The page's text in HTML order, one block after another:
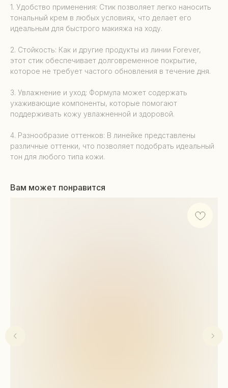
1. Удобство применения: Стик позволяет легко наносить
тональный крем в любых условиях, что делает его
идеальным для быстрого макияжа на ходу.
2. Стойкость: Как и другие продукты из линии Forever,
этот стик обеспечивает долговременное покрытие,
которое не требует частого обновления в течение дня.
3. Увлажнение и уход: Формула может содержать
ухаживающие компоненты, которые помогают
поддерживать кожу увлажненной и здоровой.
4. Разнообразие оттенков: В линейке представлены
различные оттенки, что позволяет подобрать идеальный
тон для любого типа кожи.
Вам может понравится